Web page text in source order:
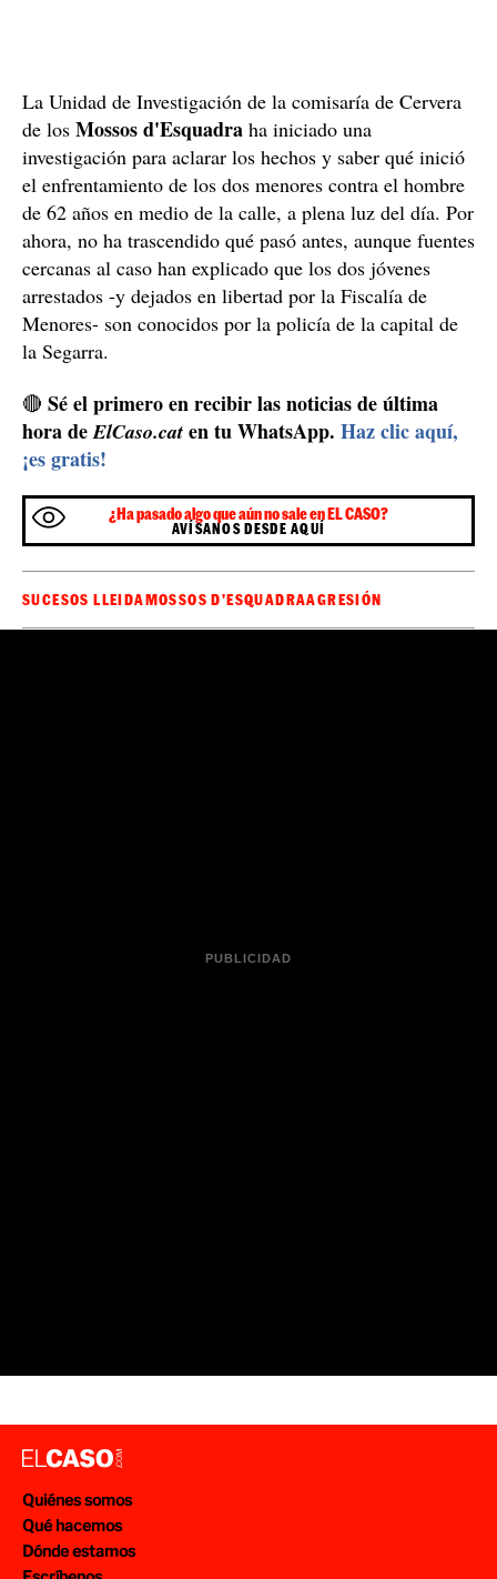
La Unidad de Investigación de la comisaría de Cervera
de los Mossos d'Esquadra ha iniciado una
investigación para aclarar los hechos y saber qué inició
el enfrentamiento de los dos menores contra el hombre
de 62 años en medio de la calle, a plena luz del día. Por
ahora, no ha trascendido qué pasó antes, aunque fuentes
cercanas al caso han explicado que los dos jóvenes
arrestados -y dejados en libertad por la Fiscalía de
Menores- son conocidos por la policía de la capital de
la Segarra.
🔴 Sé el primero en recibir las noticias de última
hora deElCaso.cat en tu WhatsApp. Haz clic aquí,
¡es gratis!
¿Ha pasado algo que aún no sale en EL CASO?
AVÍSANOS DESDE AQUÍ
SUCESOS LLEIDAMOSSOS D'ESQUADRAAGRESIÓN
Quiénes somos
Qué hacemos
Dónde estamos